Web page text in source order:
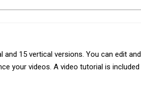
15 vertical versions. You can edit and
your videos. A video tutorial is included